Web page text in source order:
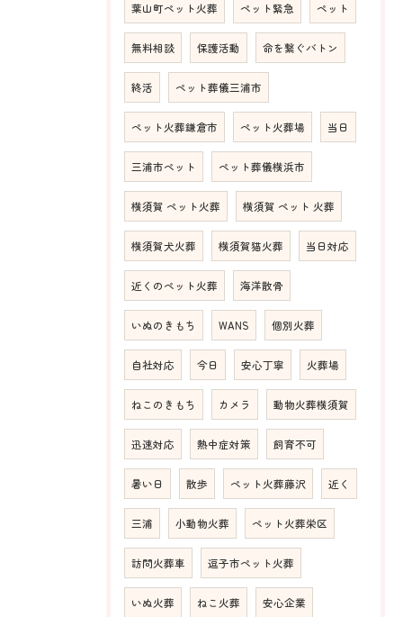
葉山町ペット火葬 ペット緊急 ペット
無料相談 保護活動 命を繋ぐバトン
終活 ペット葬儀三浦市
ペット火葬鎌倉市 ペット火葬場 当日
三浦市ペット ペット葬儀横浜市
横須賀 ペット火葬 横須賀 ペット 火葬
横須賀犬火葬 横須賀猫火葬 当日対応
近くのペット火葬 海洋散骨
いぬのきもち WANS 個別火葬
自社対応 今日 安心丁寧 火葬場
ねこのきもち カメラ 動物火葬横須賀
迅速対応 熱中症対策 飼育不可
暑い日 散歩 ペット火葬藤沢 近く
三浦 小動物火葬 ペット火葬栄区
訪問火葬車 逗子市ペット火葬
いぬ火葬 ねこ火葬 安心企業